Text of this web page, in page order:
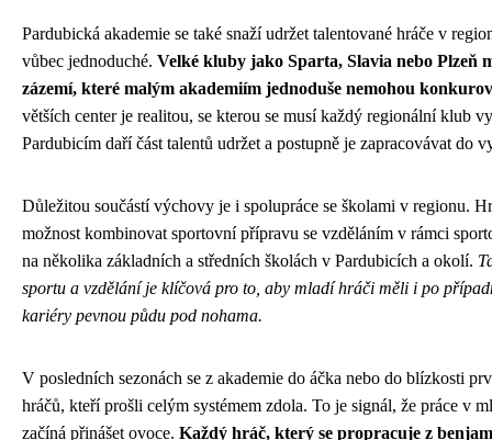
Pardubická akademie se také snaží udržet talentované hráče v
vůbec jednoduché. Velké kluby jako Sparta, Slavia nebo Plzeň
zázemí, které malým akademiím jednoduše nemohou
větších center je realitou, se kterou se musí každý regionální klub
Pardubicím daří část talentů udržet a postupně je zapracovávat do
Důležitou součástí výchovy je i spolupráce se školami v regionu.
možnost kombinovat sportovní přípravu se vzděláním v rámci
na několika základních a středních školách v Pardubicích a okolí.
sportu a vzdělání je klíčová pro to, aby mladí hráči měli i po
kariéry pevnou půdu pod nohama.
V posledních sezonách se z akademie do áčka nebo do blízkosti
hráčů, kteří prošli celým systémem zdola. To je signál, že práce v
začíná přinášet ovoce. Každý hráč, který se propracuje z